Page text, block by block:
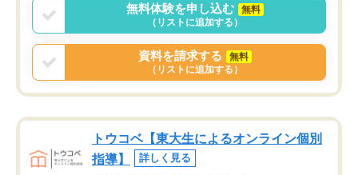
無料体験を申し込む
無料
（リストに追加する）
資料を請求する
無料
（リストに追加する）
トウコベ【東大生によるオンライン個別
指導】
詳しく見る